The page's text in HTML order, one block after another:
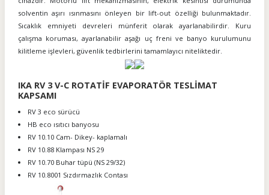
solventin aşırı ısınmasını önleyen bir lift-out özelliği bulunmaktadır.
Sıcaklık emniyeti devreleri münferit olarak ayarlanabilirdir. Kuru
çalışma koruması, ayarlanabilir aşağı uç freni ve banyo kurulumunu
kilitleme işlevleri, güvenlik tedbirlerini tamamlayıcı niteliktedir.
IKA RV 3 V-C ROTATİF EVAPORATÖR TESLİMAT
KAPSAMI
RV 3 eco sürücü
HB eco ısıtıcı banyosu
RV 10.10 Cam- Dikey- kaplamalı
RV 10.88 Klampası NS 29
RV 10.70 Buhar tüpü (NS 29/32)
RV 10.8001 Sızdırmazlık Contası